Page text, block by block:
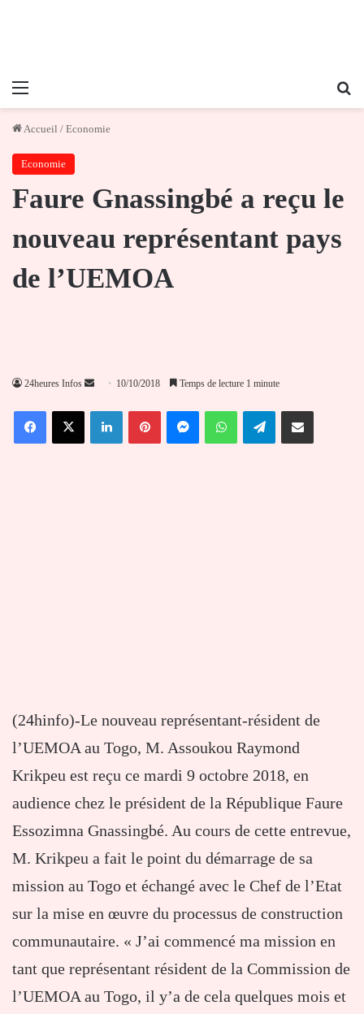
Menu
Accueil / Economie
Economie
Faure Gnassingbé a reçu le
nouveau représentant pays
de l’UEMOA
24heures Infos
Envoyer
courriel
10/10/2018 Temps de lecture 1 minute
FacebookX LinkedinPinterestMessengerWhatsAppTelegramPartager par email
(24hinfo)-Le nouveau représentant-résident de
l’UEMOA au Togo, M. Assoukou Raymond
Krikpeu est reçu ce mardi 9 octobre 2018, en
audience chez le président de la République Faure
Essozimna Gnassingbé. Au cours de cette entrevue,
M. Krikpeu a fait le point du démarrage de sa
mission au Togo et échangé avec le Chef de l’Etat
sur la mise en œuvre du processus de construction
communautaire. « J’ai commencé ma mission en
tant que représentant résident de la Commission de
l’UEMOA au Togo, il y’a de cela quelques mois et